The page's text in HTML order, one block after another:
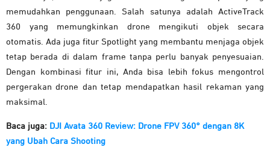
memudahkan penggunaan. Salah satunya adalah ActiveTrack
360 yang memungkinkan drone mengikuti objek secara
otomatis. Ada juga fitur Spotlight yang membantu menjaga objek
tetap berada di dalam frame tanpa perlu banyak penyesuaian.
Dengan kombinasi fitur ini, Anda bisa lebih fokus mengontrol
pergerakan drone dan tetap mendapatkan hasil rekaman yang
maksimal.
Baca juga: DJI Avata 360 Review: Drone FPV 360° dengan 8K
yang Ubah Cara Shooting